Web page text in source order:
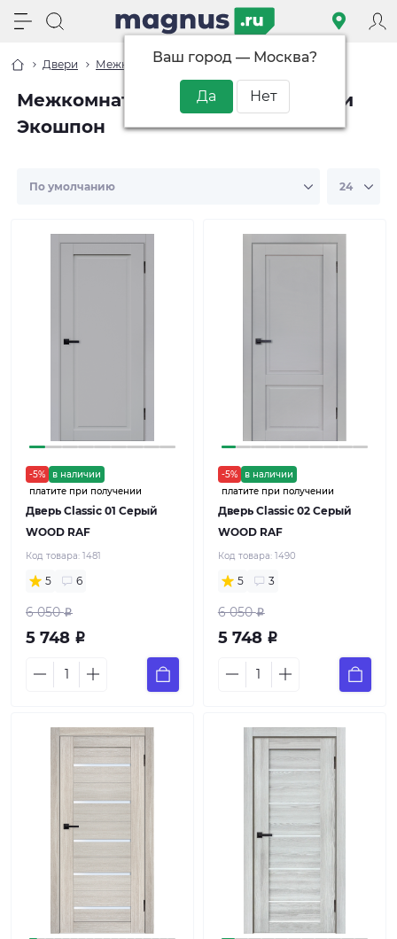
Ваш город — Москва?
Двери Межкомнатные двери Экошпон
Межкомнатные двери в покрытии
Экошпон
-5%
в наличии
платите при получении
Дверь Classic 01 Серый
WOOD RAF
Код товара: 1481
5 6
6 050Р
5 748 Р
-5%
в наличии
платите при получении
Дверь Classic 02 Серый
WOOD RAF
Код товара: 1490
5 3
6 050Р
5 748 Р